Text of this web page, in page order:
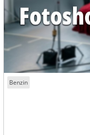
Benzin